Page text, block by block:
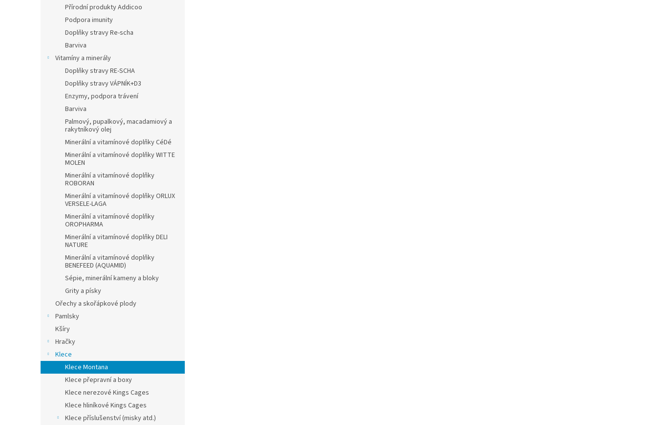
Přírodní produkty Addicoo
Podpora imunity
Doplňky stravy Re-scha
Barviva
Vitamíny a minerály
Doplňky stravy RE-SCHA
Doplňky stravy VÁPNÍK+D3
Enzymy, podpora trávení
Barviva
Palmový, pupalkový, macadamiový a
rakytníkový olej
Minerální a vitamínové doplňky CéDé
Minerální a vitamínové doplňky WITTE
MOLEN
Minerální a vitamínové doplňky
ROBORAN
Minerální a vitamínové doplňky ORLUX
VERSELE-LAGA
Minerální a vitamínové doplňky
OROPHARMA
Minerální a vitamínové doplňky DELI
NATURE
Minerální a vitamínové doplňky
BENEFEED (AQUAMID)
Sépie, minerální kameny a bloky
Grity a písky
Ořechy a skořápkové plody
Pamlsky
Kšíry
Hračky
Klece
Klece Montana
Klece přepravní a boxy
Klece nerezové Kings Cages
Klece hliníkové Kings Cages
Klece příslušenství (misky atd.)